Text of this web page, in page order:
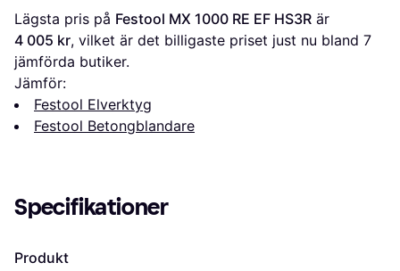
Lägsta pris på Festool MX 1000 RE EF HS3R
4 005 kr, vilket är det billigaste priset just nu bland 7
jämförda butiker.
Jämför:
Festool Elverktyg
Festool Betongblandare
Specifikationer
Produkt